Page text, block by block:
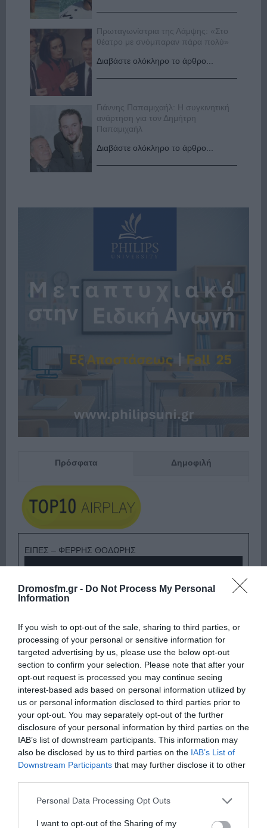
Dromosfm.gr - Do Not Process My Personal
Information
If you wish to opt-out of the sale, sharing to third parties, or
processing of your personal or sensitive information for
targeted advertising by us, please use the below opt-out
section to confirm your selection. Please note that after your
opt-out request is processed you may continue seeing
interest-based ads based on personal information utilized by
us or personal information disclosed to third parties prior to
your opt-out. You may separately opt-out of the further
disclosure of your personal information by third parties on the
IAB’s list of downstream participants. This information may
also be disclosed by us to third parties on the IAB’s List of
Downstream Participants that may further disclose it to other
Please note that this website/app uses one or more Google
not limited to your visit or usage behaviour. You may click to
Personal Data Processing Opt Outs
I want to opt-out of the Sharing of my
Πρωταγωνίστρια της Λάμψης: «Στο
θέατρο με σνόμπαραν πάρα πολύ»
Διαβάστε ολόκληρο το άρθρο...
Γιάννης Παπαμιχαήλ: Η συγκινητική
ανάρτηση για τον Δημήτρη
Παπαμιχαήλ
Διαβάστε ολόκληρο το άρθρο...
Πρόσφατα Δημοφιλή
ΕΙΠΕΣ – ΦΕΡΡΗΣ ΘΟΔΩΡΗΣ
Παρακαλώ Περιμένετε...
ΛΟΓΑΡΙΑΣΜΟΣ - ΛΙΟΛΙΟΥ ΚΑΤΕΡΙΝΑ